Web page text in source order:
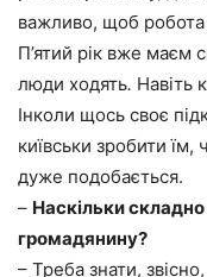
важливо, щоб
П’ятий рік вже маєм
люди ходять. Навіть
Інколи щось своє
київськи зробити їм,
дуже подобається.
– Наскільки складно
громадянину?
– Треба знати,